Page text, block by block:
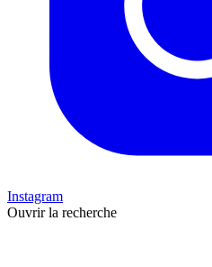
Instagram
Ouvrir la recherche